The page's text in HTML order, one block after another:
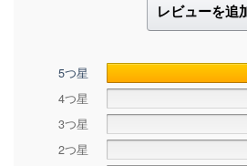
レビューを追
5つ星
4つ星
3つ星
2つ星